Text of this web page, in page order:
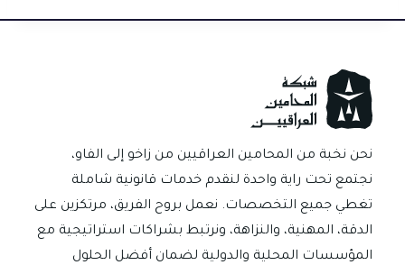
e
o
ok
e
er
se
gr
at
ail
ar
نحن نخبة من المحامين العراقيين من زاخو إلى الفاو،
نجتمع تحت راية واحدة لنقدم خدمات قانونية شاملة
تغطي جميع التخصصات. نعمل بروح الفريق، مرتكزين على
الدقة، المهنية، والنزاهة، ونرتبط بشراكات استراتيجية مع
المؤسسات المحلية والدولية لضمان أفضل الحلول